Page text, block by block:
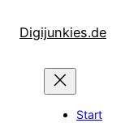
InhaltDigijunkies.de
Start